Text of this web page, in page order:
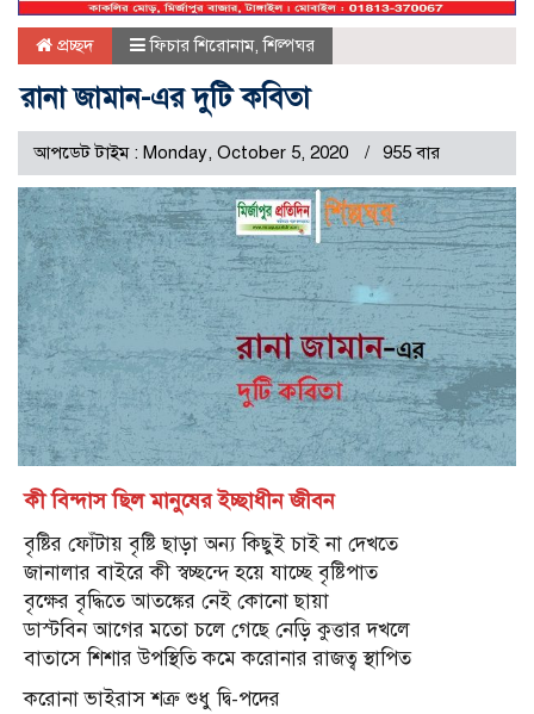
প্রচ্ছদ ফিচার শিরোনাম,শিল্পঘর
রানা জামান-এর দুটি কবিতা
আপডেট টাইম : Monday, October 5, 2020 955 বার
কী বিন্দাস ছিল মানুষের ইচ্ছাধীন জীবন
বৃষ্টির ফোঁটায় বৃষ্টি ছাড়া অন্য কিছুই চাই না দেখতে
জানালার বাইরে কী স্বচ্ছন্দে হয়ে যাচ্ছে বৃষ্টিপাত
বৃক্ষের বৃদ্ধিতে আতঙ্কের নেই কোনো ছায়া
ডাস্টবিন আগের মতো চলে গেছে নেড়ি কুত্তার দখলে
বাতাসে শিশার উপস্থিতি কমে করোনার রাজত্ব স্থাপিত
করোনা ভাইরাস শত্রু শুধু দ্বি-পদের